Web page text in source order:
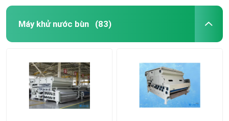
video
Về chúng tôi
Tham quan nhà máy
Máy khử nước bùn (83)